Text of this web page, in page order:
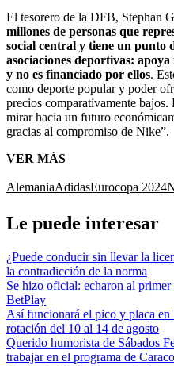
El tesorero de la DFB, Stephan
millones de personas que
social central y tiene un punto
asociaciones deportivas:
y no es financiado por ellos.
como deporte popular y poder
precios comparativamente bajos.
mirar hacia un futuro
gracias al compromiso de Nike”.
VER MÁS
AlemaniaAdidasEurocopa 2024
Le puede interesar
¿Puede conducir sin llevar la
la contradicción de la norma
Se hizo oficial: echaron al
BetPlay
Así funcionará el pico y placa en
rotación del 10 al 14 de agosto
Querido humorista de Sábados
trabajar en el programa de